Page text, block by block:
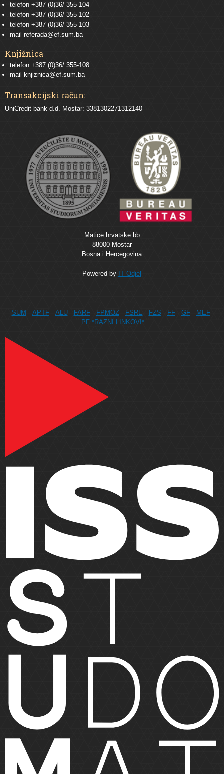
telefon +387 (0)36/ 355-104
telefon +387 (0)36/ 355-102
telefon +387 (0)36/ 355-103
mail referada@ef.sum.ba
Knjižnica
telefon +387 (0)36/ 355-108
mail
knjiznica@ef.sum.ba
Transakcijski račun:
UniCredit bank d.d. Mostar: 3381302271312140
Matice hrvatske bb
88000 Mostar
Bosna i Hercegovina
Powered by IT Odjel
SUM APTF ALU FARF FPMOZ FSRE FZS FF GF
MEF
PF *RAZNI LINKOVI*